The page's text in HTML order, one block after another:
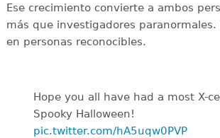
Ese crecimiento convierte a ambos
más que investigadores paranormales.
en personas reconocibles.
Hope you all have had a most X-
Spooky Halloween!
pic.twitter.com/hA5uqw0PVP